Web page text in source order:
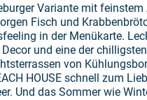
Variante mit feinstem
Fisch und
in der Menükarte.
und eine der chilligsten
von
HOUSE schnell zum
Und das Sommer wie